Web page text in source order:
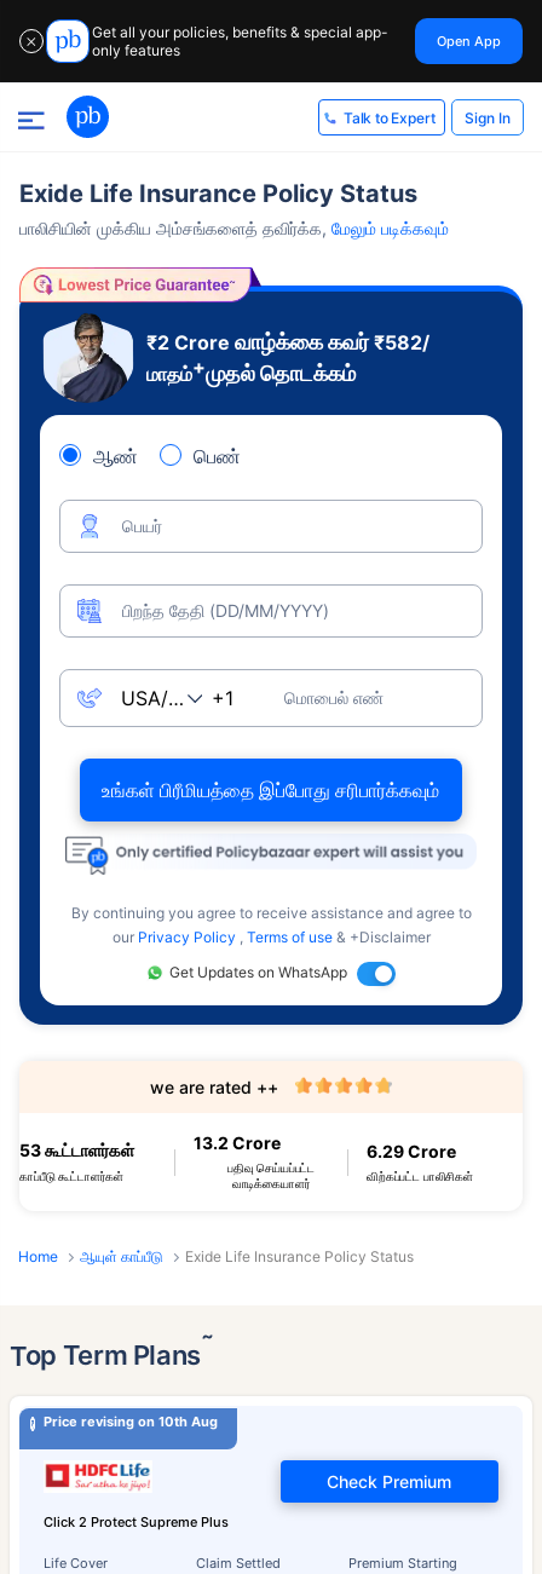
✕
Get all your policies, benefits & special app-
only features
Open App
Talk to Expert Sign In
Exide Life Insurance Policy Status
பாலிசியின் முக்கிய அம்சங்களைத் தவிர்க்க, மேலும் படிக்கவும்
₹2 Crore வாழ்க்கை கவர்₹582/
மாதம்+முதல் தொடக்கம்
ஆண் பெண்
பெயர்
பிறந்த தேதி (DD/MM/YYYY)
மொபைல் எண்
உங்கள் பிரீமியத்தை இப்போது சரிபார்க்கவும்
By continuing you agree to receive assistance and agree to
our Privacy Policy , Terms of use & +Disclaimer
Get Updates on WhatsApp
53 கூட்டாளர்கள்
காப்பீடு கூட்டாளர்கள்
13.2 Crore
பதிவு செய்யப்பட்ட
வாடிக்கையாளர்
6.29 Crore
விற்கப்பட்ட பாலிசிகள்
we are rated ++
Home ஆயுள் காப்பீடு Exide Life Insurance Policy Status
Top Term Plans˜
Price revising on 10th Aug
Click 2 Protect Supreme Plus
Life Cover Claim Settled Premium Starting
Check Premium